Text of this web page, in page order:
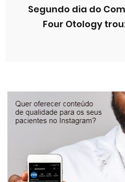
Segundo dia do
Four Otology